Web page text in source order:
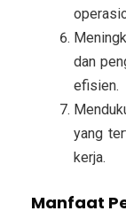
dan
efisien.
yang
kerja.
Manfaat